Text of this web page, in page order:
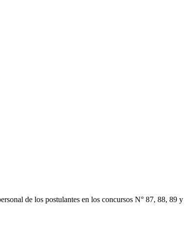
de los postulantes en los concursos N° 87, 88, 89 y